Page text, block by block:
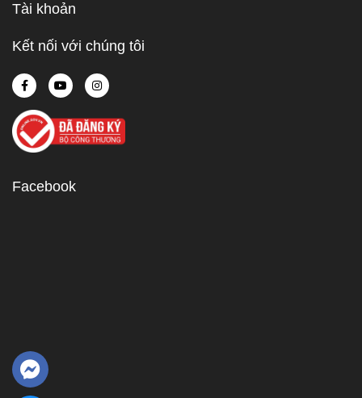
Tài khoản
Kết nối với chúng tôi
Facebook